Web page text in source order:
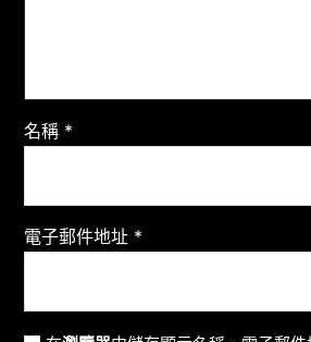
名稱 *
電子郵件地址 *